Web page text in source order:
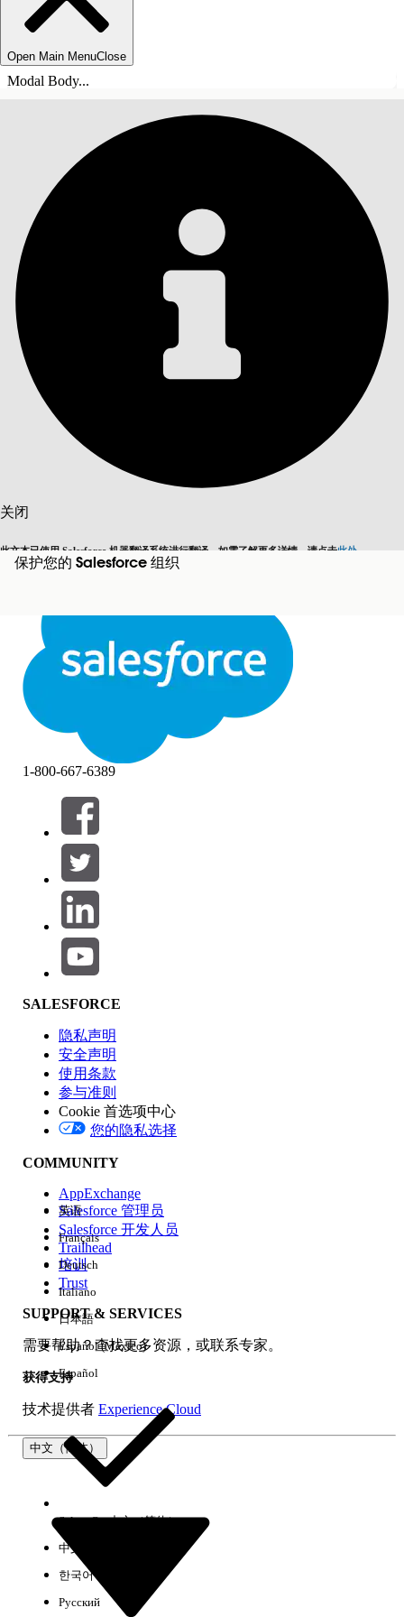
Open Main MenuClose
Modal Body...
关闭
此文本已使用 Salesforce 机器翻译系统进行翻译。如需了解更多详情，请点击此处
切换为英语 而非现在
关闭关闭
保护您的 Salesforce 组织
目录
筛选器 (0)
选择筛选器
产品区域
功能影响
版本
体验
1-800-667-6389
SALESFORCE
隐私声明
安全声明
使用条款
参与准则
Cookie 首选项中心
您的隐私选择
COMMUNITY
AppExchange
Salesforce 管理员
Salesforce 开发人员
Trailhead
培训
Trust
SUPPORT & SERVICES
需要帮助？查找更多资源，或联系专家。
获得支持
技术提供者 Experience Cloud
中文（简体）
英语
Français
Deutsch
Italiano
日本語
Español (México)
Español
Select Org中文（简体）
中文（繁体）
한국어
Русский